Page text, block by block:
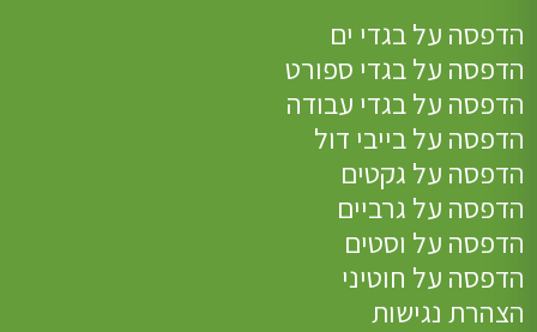
הדפסה על בגדי ים
הדפסה על בגדי ספורט
הדפסה על בגדי עבודה
הדפסה על בייבי דול
הדפסה על גקטים
הדפסה על גרביים
הדפסה על וסטים
הדפסה על חוטיני
הצהרת נגישות